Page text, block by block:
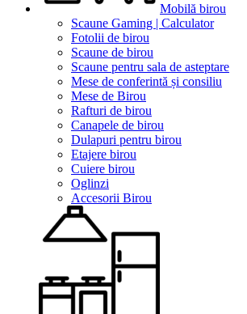
Mobilă birou
Scaune Gaming | Calculator
Fotolii de birou
Scaune de birou
Scaune pentru sala de asteptare
Mese de conferintă și consiliu
Mese de Birou
Rafturi de birou
Canapele de birou
Dulapuri pentru birou
Etajere birou
Cuiere birou
Oglinzi
Accesorii Birou